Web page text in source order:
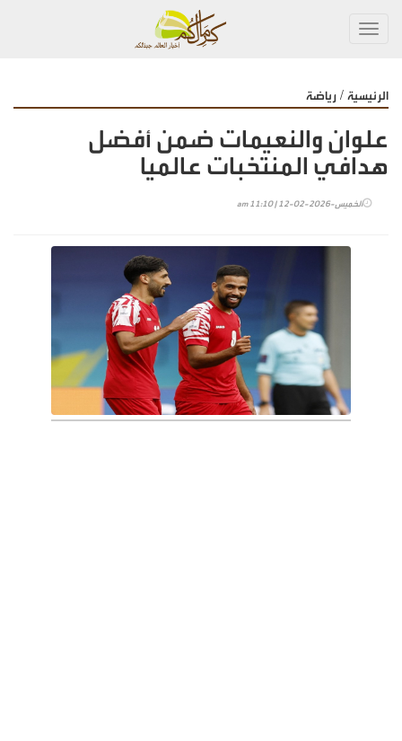
الرئيسية / رياضة
علوان والنعيمات ضمن أفضل
هدافي المنتخبات عالميا
الخميس-2026-02-12 | 11:10 am